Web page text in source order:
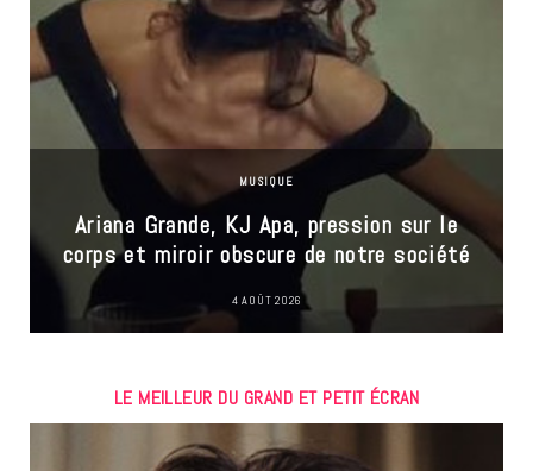
MUSIQUE
Ariana Grande, KJ Apa, pression sur le
corps et miroir obscure de notre société
4 AOÛT 2026
LE MEILLEUR DU GRAND ET PETIT ÉCRAN